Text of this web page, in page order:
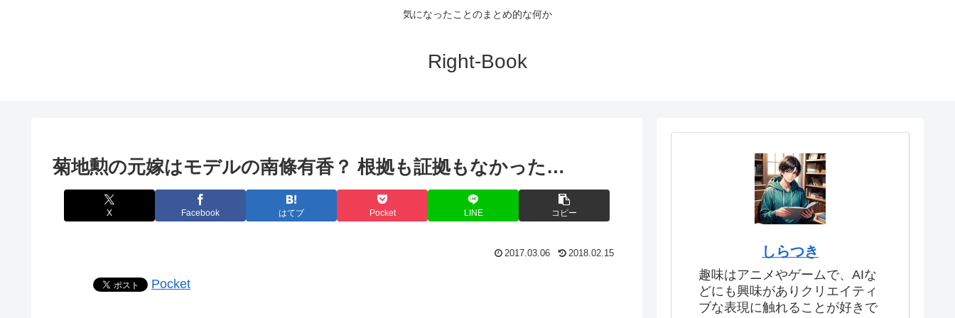
気になったことのまとめ的な何か
Right-Book
菊地勲の元嫁はモデルの南條有香？ 根拠も証拠もなかった…
X Facebook はてブ Pocket LINE コピー
2017.03.06 2018.02.15
Pocket
しらつき
趣味はアニメやゲームで、AIな
どにも興味がありクリエイティ
ブな表現に触れることが好きで